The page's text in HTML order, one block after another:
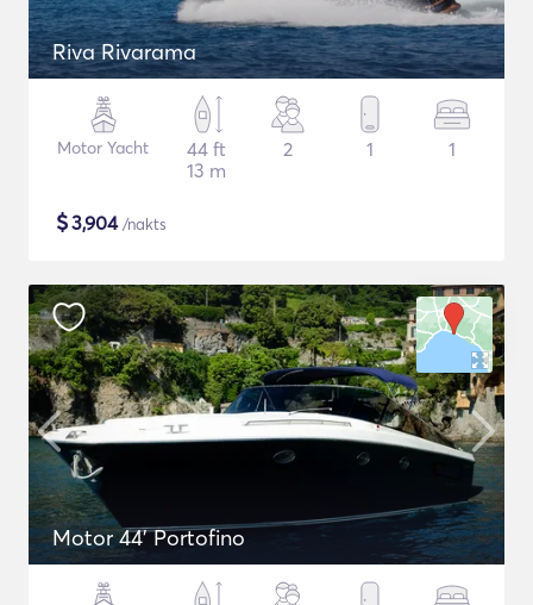
Riva Rivarama
Motor Yacht
44 ft
13 m
2 1 1
$3,904/nakts
Motor 44' Portofino